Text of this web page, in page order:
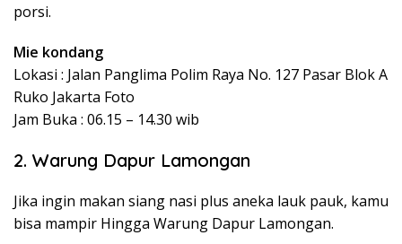
porsi.
Mie kondang
Lokasi : Jalan Panglima Polim Raya No. 127 Pasar Blok A
Ruko Jakarta Foto
Jam Buka : 06.15 – 14.30 wib
2. Warung Dapur Lamongan
Jika ingin makan siang nasi plus aneka lauk pauk, kamu
bisa mampir Hingga Warung Dapur Lamongan.